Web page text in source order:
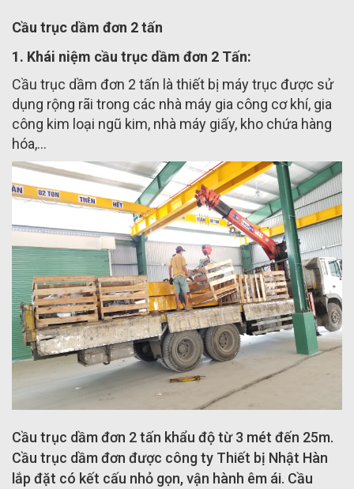
Cầu trục dầm đơn 2 tấn
1. Khái niệm cầu trục dầm đơn 2 Tấn:
Cầu trục dầm đơn 2 tấn là thiết bị máy trục được sử
dụng rộng rãi trong các nhà máy gia công cơ khí, gia
công kim loại ngũ kim, nhà máy giấy, kho chứa hàng
hóa,...
Cầu trục dầm đơn 2 tấn khẩu độ từ 3 mét đến 25m.
Cầu trục dầm đơn được công ty Thiết bị Nhật Hàn
lắp đặt có kết cấu nhỏ gọn, vận hành êm ái. Cầu